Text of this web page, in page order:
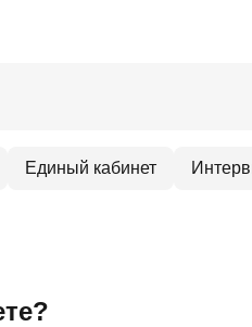
Единый кабинет